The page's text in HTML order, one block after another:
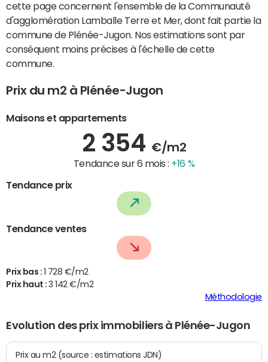
cette page concernent l'ensemble de la Communauté
d'agglomération Lamballe Terre et Mer, dont fait partie la
commune de Plénée-Jugon. Nos estimations sont par
conséquent moins précises à l'échelle de cette
commune.
Prix du m2 à Plénée-Jugon
Maisons et appartements
2 354 €/m2
Tendance sur 6 mois : +16 %
Tendance prix
Tendance ventes
Prix bas :
1 728 €/m2
Prix haut :3 142 €/m2
Méthodologie
Evolution des prix immobiliers à Plénée-Jugon
Prix au m2 (source : estimations JDN)